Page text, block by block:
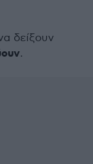
δείξουν
.